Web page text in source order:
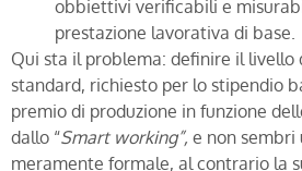
obbiettivi verificabili e
prestazione lavorativa di base.
Qui sta il problema: definire il
standard, richiesto per lo stipendio
premio di produzione in funzione
dallo “Smart working”, e non sembri
meramente formale, al contrario la